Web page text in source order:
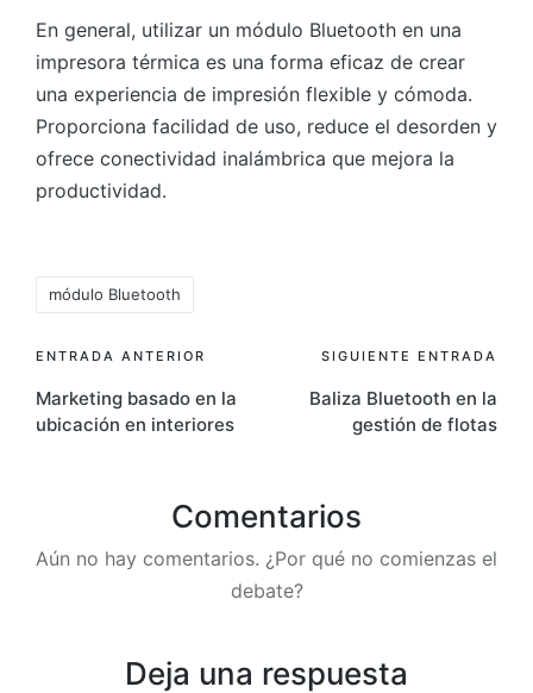
En general, utilizar un módulo Bluetooth en una
impresora térmica es una forma eficaz de crear
una experiencia de impresión flexible y cómoda.
Proporciona facilidad de uso, reduce el desorden y
ofrece conectividad inalámbrica que mejora la
productividad.
módulo Bluetooth
Navegación
de
ENTRADA ANTERIOR
Marketing basado en la
ubicación en interiores
SIGUIENTE ENTRADA
Baliza Bluetooth en la
gestión de flotas
Comentarios
Aún no hay comentarios. ¿Por qué no comienzas el
debate?
Deja una respuesta